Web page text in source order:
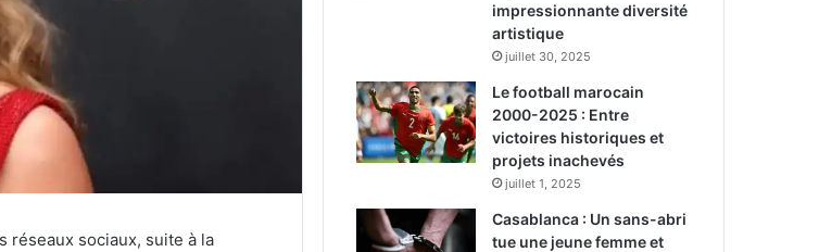
réseaux sociaux, suite à la
impressionnante diversité
artistique
juillet 30, 2025
Le football marocain
2000-2025 : Entre
victoires historiques et
projets inachevés
juillet 1, 2025
Casablanca : Un sans-abri
tue une jeune femme et